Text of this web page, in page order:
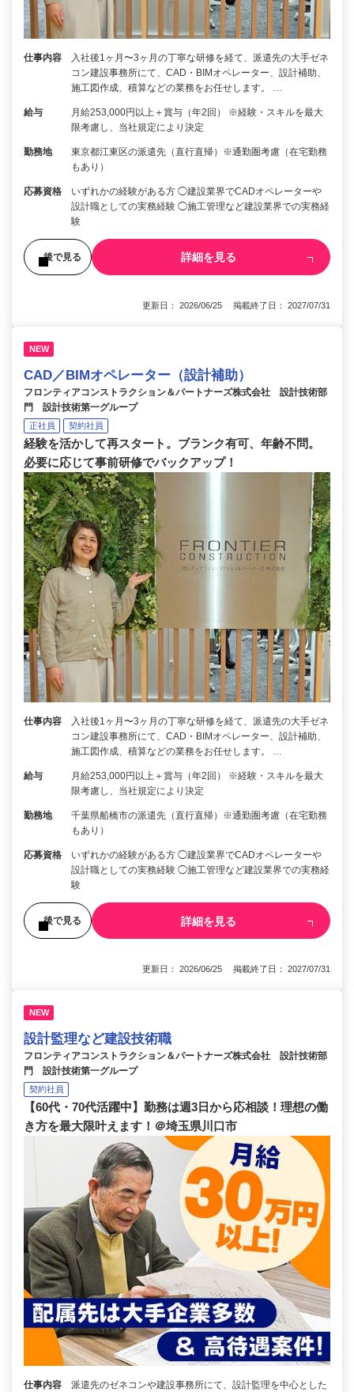
仕事内容
入社後1ヶ月〜3ヶ月の丁寧な研修を経て、派遣先の大手ゼネ
コン建設事務所にて、CAD・BIMオペレーター、設計補助、
施工図作成、積算などの業務をお任せします。 …
給与
月給253,000円以上＋賞与（年2回） ※経験・スキルを最大
限考慮し、当社規定により決定
勤務地
東京都江東区の派遣先（直行直帰）※通勤圏考慮（在宅勤務
もあり）
応募資格
いずれかの経験がある方 ◯建設業界でCADオペレーターや
設計職としての実務経験 ◯施工管理など建設業界での実務経
験
後で見る 詳細を見る
更新日： 2026/06/25 掲載終了日： 2027/07/31
NEW
CAD／BIMオペレーター（設計補助）
フロンティアコンストラクション＆パートナーズ株式会社 設計技術部
門 設計技術第一グループ
正社員 契約社員
経験を活かして再スタート。ブランク有可、年齢不問。
必要に応じて事前研修でバックアップ！
仕事内容
入社後1ヶ月〜3ヶ月の丁寧な研修を経て、派遣先の大手ゼネ
コン建設事務所にて、CAD・BIMオペレーター、設計補助、
施工図作成、積算などの業務をお任せします。 …
給与
月給253,000円以上＋賞与（年2回） ※経験・スキルを最大
限考慮し、当社規定により決定
勤務地
千葉県船橋市の派遣先（直行直帰）※通勤圏考慮（在宅勤務
もあり）
応募資格
いずれかの経験がある方 ◯建設業界でCADオペレーターや
設計職としての実務経験 ◯施工管理など建設業界での実務経
験
後で見る 詳細を見る
更新日： 2026/06/25 掲載終了日： 2027/07/31
NEW
設計監理など建設技術職
フロンティアコンストラクション＆パートナーズ株式会社 設計技術部
門 設計技術第一グループ
契約社員
【60代・70代活躍中】勤務は週3日から応相談！理想の働
き方を最大限叶えます！＠埼玉県川口市
仕事内容 派遣先のゼネコンや建設事務所にて、設計監理を中心とした